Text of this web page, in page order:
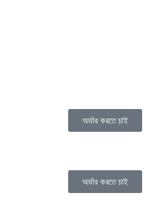
অর্ডার করতে চাই
অর্ডার করতে চাই